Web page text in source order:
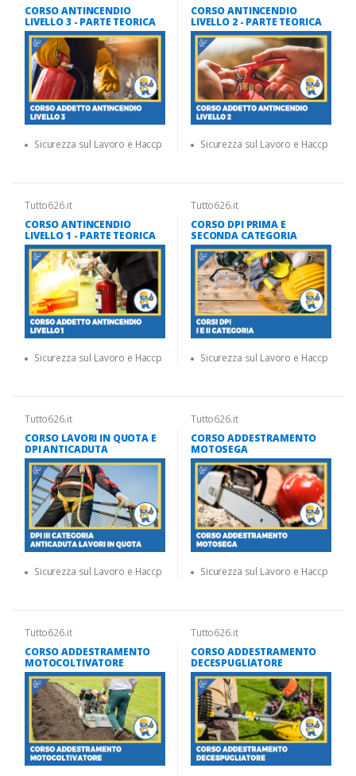
CORSO ANTINCENDIO
LIVELLO 3 - PARTE TEORICA
Sicurezza sul Lavoro e Haccp
CORSO ANTINCENDIO
LIVELLO 2 - PARTE TEORICA
Sicurezza sul Lavoro e Haccp
Tutto626.it
CORSO ANTINCENDIO
LIVELLO 1 - PARTE TEORICA
Sicurezza sul Lavoro e Haccp
Tutto626.it
CORSO DPI PRIMA E
SECONDA CATEGORIA
Sicurezza sul Lavoro e Haccp
Tutto626.it
CORSO LAVORI IN QUOTA E
DPI ANTICADUTA
Sicurezza sul Lavoro e Haccp
Tutto626.it
CORSO ADDESTRAMENTO
MOTOSEGA
Sicurezza sul Lavoro e Haccp
Tutto626.it
CORSO ADDESTRAMENTO
MOTOCOLTIVATORE
Tutto626.it
CORSO ADDESTRAMENTO
DECESPUGLIATORE